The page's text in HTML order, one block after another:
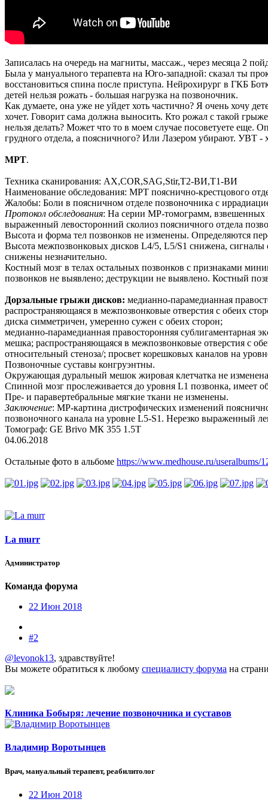
Записалась на очередь на магниты, массаж., через месяца 2
Была у мануального терапевта на Юго-западной: сказал ты
восстановиться спина после приступа. Нейрохирург в ГКБ
детей нельзя рожать - большая нагрузка на позвоночник.
Как думаете, она уже не уйдет хоть частично? Я очень хочу
хочет. Говорит сама должна выносить. Кто рожал с такой
нельзя делать? Может что то в моем случае посоветуете еще.
грудного отдела, а поясничного? Или Лазером убирают. УВТ -
МРТ.
Техника сканирования: AX,COR,SАG,Stir,T2-BИ,T1-BИ
Наименование обследования: МРТ пояснично-крестцового
Жалобы: Боли в поясничном отделе позвоночника с
Протокол обследования: На серии МР-томограмм, взвешенных
выраженный левосторонний сколиоз поясничного отдела
Высота и форма тел позвонков не изменены. Определяются
Высота межпозвонковых дисков L4/5, L5/S1 снижена,
снижены незначительно.
Костный мозг в телах остальных позвонков с признаками
позвонков не выявлено; деструкции не выявлено. Костный
Дорзальные грыжи дисков: медианно-парамедианная
распространяющаяся в межпозвонковые отверстия с обеих
диска симметричен, умеренно сужен с обеих сторон;
медианно-парамедианная правосторонняя сублигаментарная
мешка; распространяющаяся в межпозвонковые отверстия с
относительный стеноза/; просвет корешковых каналов на
Позвоночные суставы конгруэнтны.
Окружающая дуральный мешок жировая клетчатка не
Спинной мозг прослеживается до уровня L1 позвонка,
Пре- и паравертебральные мягкие ткани не изменены.
Заключение: МР-картина дистрофических изменений
позвоночного канала на уровне L5-S1. Нерезко выраженный
Томограф: GE Brivo МК 355 1.5Т
04.06.2018
Остальные фото в альбоме https://www.medhouse.ru/useralbums/
La murr
Администратор
Команда форума
22 Июн 2018
#2
@levonok13, здравствуйте!
Вы можете обратиться к любому специалисту форума на
Клиника Бобыря: лечение позвоночника и суставов
Владимир Воротынцев
Врач, мануальный терапевт, реабилитолог
22 Июн 2018